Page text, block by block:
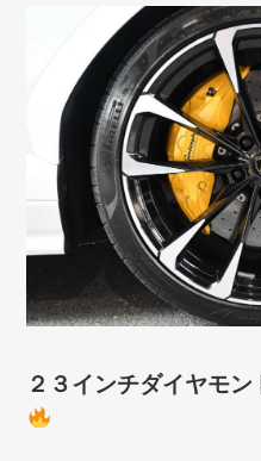
２３インチダイヤモ